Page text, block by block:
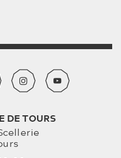
DE TOURS